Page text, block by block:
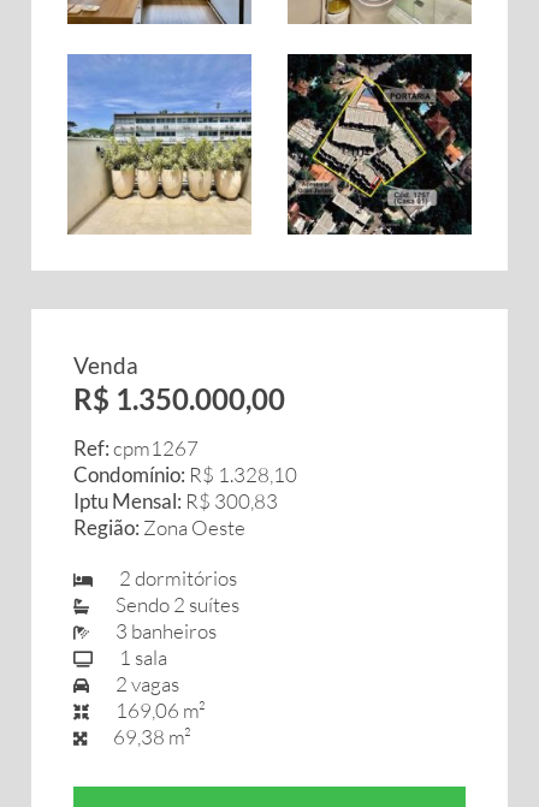
Venda
R$ 1.350.000,00
Ref:cpm1267
Condomínio: R$ 1.328,10
Iptu Mensal: R$ 300,83
Região: Zona Oeste
2 dormitórios
Sendo 2 suítes
3 banheiros
1 sala
2 vagas
169,06 m²
69,38 m²